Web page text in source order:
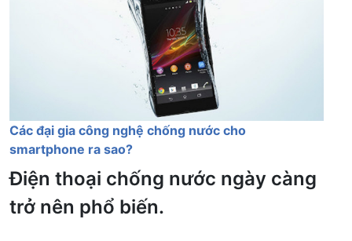
Các đại gia công nghệ chống nước cho
smartphone ra sao?
Điện thoại chống nước ngày càng
trở nên phổ biến.